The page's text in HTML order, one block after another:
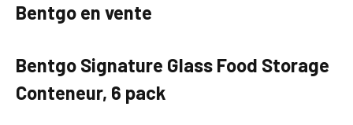
Bentgo en vente
Bentgo Signature Glass Food Storage
Conteneur, 6 pack